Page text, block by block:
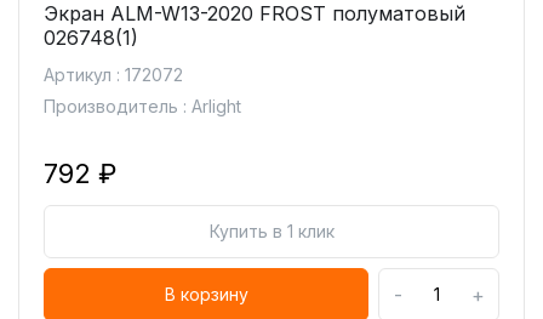
Экран ALM-W13-2020 FROST полуматовый
026748(1)
Артикул : 172072
Производитель : Arlight
792 ₽
Купить в 1 клик
В корзину - +